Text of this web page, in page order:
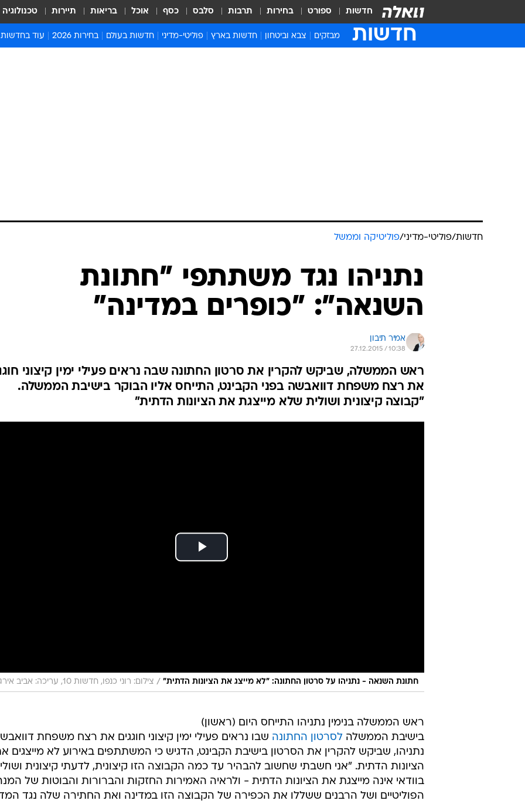
חדשות ספורט בחירות תרבות סלבס כסף אוכל בריאות תיירות טכנולוגיה
חדשות מבזקים צבא וביטחון חדשות בארץ פוליטי-מדיני חדשות בעולם בחירות 2026 עוד בחדשות
חדשות/פוליטי-מדיני/פוליטיקה וממשל
נתניהו נגד משתתפי "חתונת
השנאה": "כופרים במדינה"
אמיר תיבון
27.12.2015 / 10:38
ראש הממשלה, שביקש להקרין את סרטון החתונה שבה נראים פעילי ימין קיצוני
את רצח משפחת דוואבשה בפני הקבינט, התייחס אליו הבוקר בישיבת הממשלה.
"קבוצה קיצונית ושולית שלא מייצגת את הציונות הדתית"
חתונת השנאה - נתניהו על סרטון החתונה: "לא מייצג את הציונות הדתית" / צילום: רוני כנפו, חדשות 10, עריכה: אביב אירגז
ראש הממשלה בנימין נתניהו התייחס היום (ראשון)
בישיבת הממשלה לסרטון החתונה שבו נראים פעילי ימין קיצוני חוגגים את רצח משפחת
נתניהו, שביקש להקרין את הסרטון בישיבת הקבינט, הדגיש כי המשתתפים באירוע לא מייצגים
הציונות הדתית. "אני חשבתי שחשוב להבהיר עד כמה הקבוצה הזו קיצונית, לדעתי קיצונית
בוודאי אינה מייצגת את הציונות הדתית - ולראיה האמירות החזקות והברורות והבוטות של
הפוליטיים ושל הרבנים ששללו את הכפירה של הקבוצה הזו במדינה ואת החתירה שלה נגד